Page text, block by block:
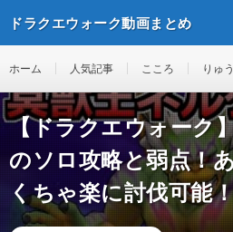
ドラクエウォーク動画まとめ
ホーム 人気記事 こころ りゅ
【ドラクエウォーク
のソロ攻略と弱点！
くちゃ楽に討伐可能